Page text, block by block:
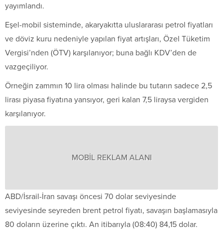
yayımlandı.
Eşel-mobil sisteminde, akaryakıtta uluslararası petrol fiyatları
ve döviz kuru nedeniyle yapılan fiyat artışları, Özel Tüketim
Vergisi’nden (ÖTV) karşılanıyor; buna bağlı KDV’den de
vazgeçiliyor.
Örneğin zammın 10 lira olması halinde bu tutarın sadece 2,5
lirası piyasa fiyatına yansıyor, geri kalan 7,5 liraysa vergiden
karşılanıyor.
MOBİL REKLAM ALANI
ABD/İsrail-İran savaşı öncesi 70 dolar seviyesinde
seviyesinde seyreden brent petrol fiyatı, savaşın başlamasıyla
80 doların üzerine çıktı. An itibarıyla (08:40) 84,15 dolar.